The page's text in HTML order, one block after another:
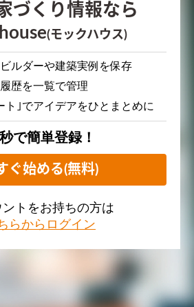
づくり情報なら
(モックハウス)
ルダーや建築実例を保存
歴を一覧で管理
ト｣でアイデアをひとまとめに
で簡単登録！
ぐ始める(無料)
ントをお持ちの方は
らからログイン